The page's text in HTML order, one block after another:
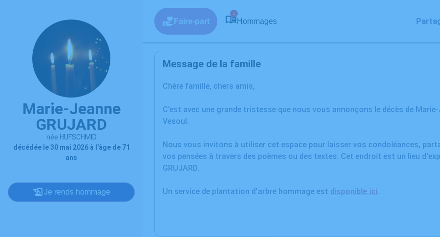
Marie-Jeanne
GRUJARD
née HUFSCHMID
décédée le 30 mai 2026 à l'âge de 71
ans
Je rends hommage
Faire-part
1
Hommages
Message de la famille
Chère famille, chers amis,
C’est avec une grande tristesse que nous vous annonçons le décès de
Vesoul.
Nous vous invitons à utiliser cet espace pour laisser vos condoléances,
vos pensées à travers des poèmes ou des textes. Cet endroit est un lieu
GRUJARD.
Un service de plantation d’arbre hommage est disponible ici.